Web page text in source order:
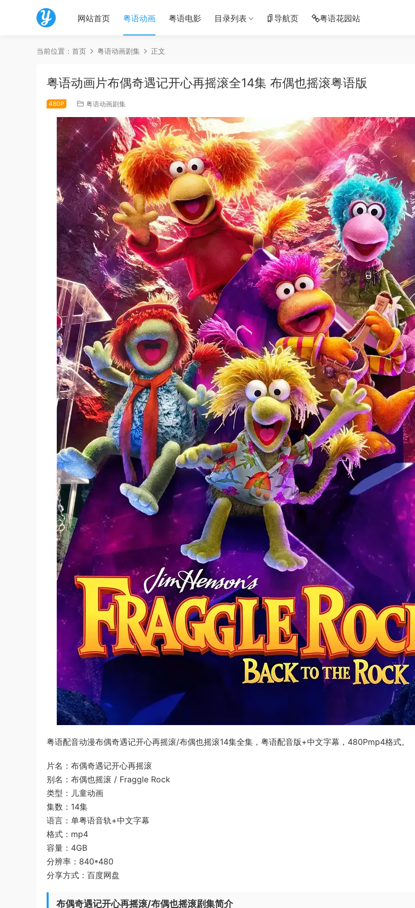
网站首页 粤语动画 粤语电影 目录列表 导航页 粤语花园站
当前位置： 首页 粤语动画剧集 正文
粤语动画片布偶奇遇记开心再摇滚全14集 布偶也摇滚粤语版
480P 粤语动画剧集
粤语配音动漫布偶奇遇记开心再摇滚/布偶也摇滚14集全集，粤语配音版+中文字幕，480Pmp4格式。
片名：布偶奇遇记开心再摇滚
别名：布偶也摇滚 / Fraggle Rock
类型：儿童动画
集数：14集
语言：单粤语音轨+中文字幕
格式：mp4
容量：4GB
分辨率：840*480
分享方式：百度网盘
布偶奇遇记开心再摇滚/布偶也摇滚剧集简介